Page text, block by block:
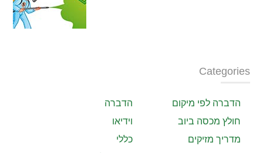
Categories
הדברה
הדברה לפי מיקום
וידיאו
חולץ מכסה ביוב
כללי
מדריך מזיקים